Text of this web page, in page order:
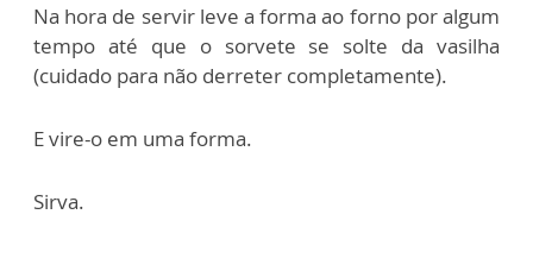
Na hora de servir leve a forma ao forno por algum
tempo até que o sorvete se solte da vasilha
(cuidado para não derreter completamente).
E vire-o em uma forma.
Sirva.